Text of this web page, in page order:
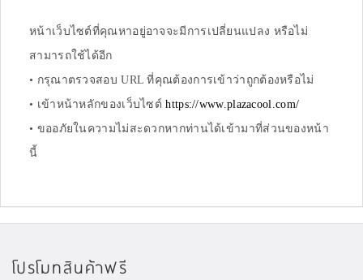
หน้าเว็บไซต์ที่คุณหาอยู่อาจจะมีการเปลี่ยนแปลง หรือไม่
สามารถใช้ได้อีก
• กรุณาตรวจสอบ URL ที่คุณต้องการเข้าว่าถูกต้องหรือไม่
• เข้าหน้าหลักของเว็บไซต์https://www.plazacool.com/
• ขออภัยในความไม่สะดวกหากท่านได้เข้ามาที่ส่วนของหน้า
นี้
โปรโมทสินค้าฟรี